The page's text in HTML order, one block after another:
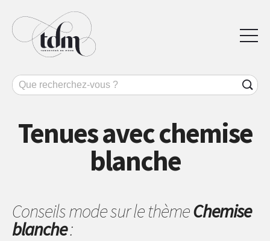
Tenues avec chemise
blanche
Conseils mode sur le thèmeChemise
blanche: